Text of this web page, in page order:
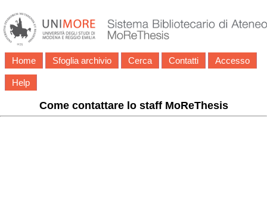
Home Sfoglia archivio Cerca Contatti Accesso
Help
Come contattare lo staff MoReThesis